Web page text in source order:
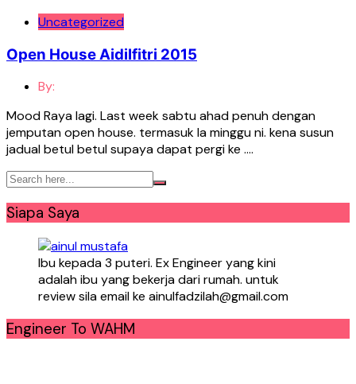
Uncategorized
Open House Aidilfitri 2015
By:
Mood Raya lagi. Last week sabtu ahad penuh dengan
jemputan open house. termasuk la minggu ni. kena susun
jadual betul betul supaya dapat pergi ke ….
Siapa Saya
Ibu kepada 3 puteri. Ex Engineer yang kini
adalah ibu yang bekerja dari rumah. untuk
review sila email ke ainulfadzilah@gmail.com
Engineer To WAHM